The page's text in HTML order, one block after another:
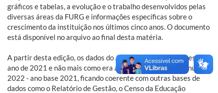
gráficos e tabelas, a evolução e o trabalho desenvolvidos pelas
diversas áreas da FURG e informações específicas sobre o
crescimento da instituição nos últimos cinco anos. O documento
está disponível no arquivo ao final desta matéria.
A partir desta edição, os dados do Anuário serão referentes ao
ano de 2021 e não mais como era apresentado, ou seja, Anuário
2022 - ano base 2021, ficando coerente com outras bases de
dados como o Relatório de Gestão, o Censo da Educação